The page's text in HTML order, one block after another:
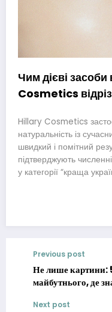
Чим дієві
Cosmetics
Hillary Cosmetics
натуральність із
швидкий і помітний
підтверджують
у категорії “краща
Previous post
Не лише картини:
майбутнього, де
Next post